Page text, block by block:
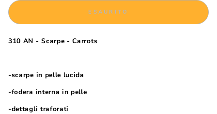
ESAURITO
310 AN - Scarpe - Carrots
-scarpe in pelle lucida
-fodera interna in pelle
-dettagli traforati